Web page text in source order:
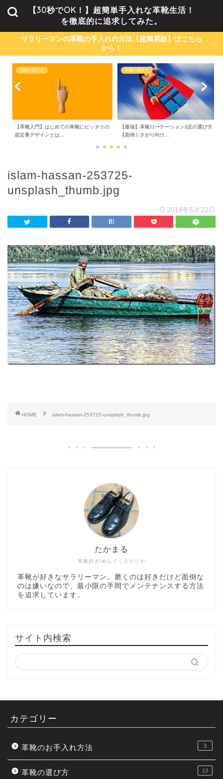
【30秒でOK！】超簡単手入れな革靴生活！
を徹底的に追求してみた。
サラリーマンの革靴の手入れの方法【超簡易版】はこちら
から！
ての革靴にピッタリの
【最強】革靴ローテーション3足の選び方
革靴のお手入れ方法
NULLシューパウダー
islam-hassan-253725-
unsplash_thumb.jpg
2019年5月22日
HOME islam-hassan-253725-unsplash_thumb.jpg
革靴好き/めんどくさがりや
たかまる
革靴が好きなサラリーマン。磨くのは好きだけど面倒な
のは嫌いなので、最小限の手間でメンテナンスする方法
を追求しています。
サイト内検索
カテゴリー
革靴のお手入れ方法 3
革靴の選び方 13